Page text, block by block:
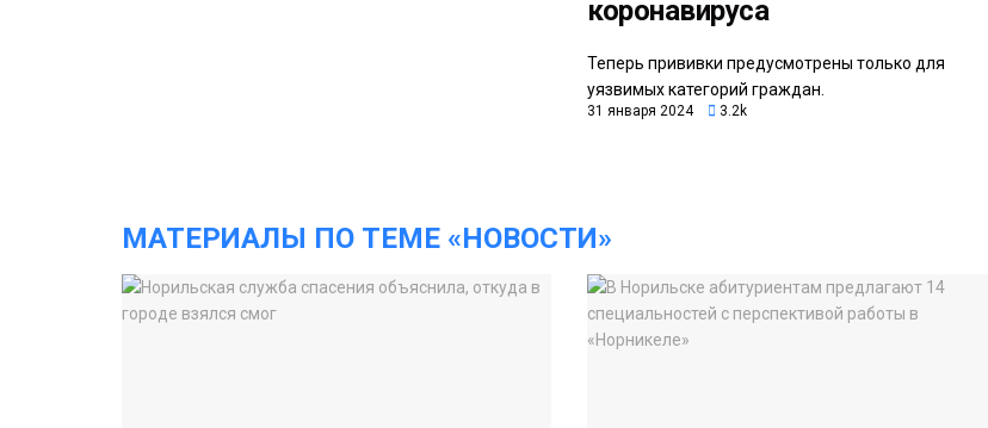
коронавируса
Теперь прививки предусмотрены только для
уязвимых категорий граждан.
31 января 2024 3.2k
МАТЕРИАЛЫ ПО ТЕМЕ «НОВОСТИ»